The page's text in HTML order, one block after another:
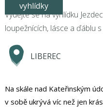
vyhlídky
Vydejte se na vyhlídku
loupežnících, lásce a ďáblu
LIBEREC
Na skále nad Kateřinským
v sobě ukrývá víc než jen